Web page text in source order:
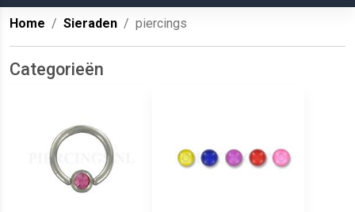
Home Sieraden piercings
Categorieën